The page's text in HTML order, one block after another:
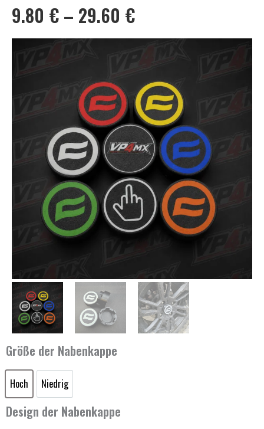
9.80 € – 29.60 €Preisspanne:
9.80 €
bis
29.60 €
Größe der Nabenkappe
Hoch
Hoch
Niedrig
Niedrig
Design der Nabenkappe
CFMOTO
Radnabenkappen